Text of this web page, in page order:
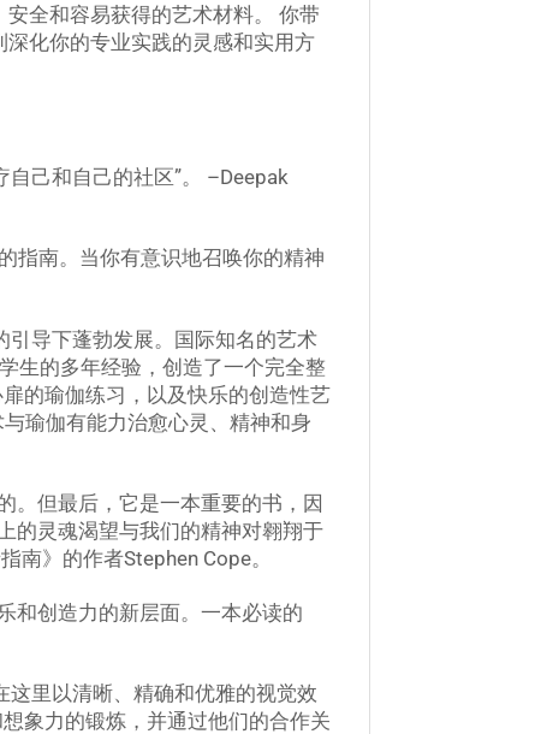
全和容易获得的艺术材料。 你带
化你的专业实践的灵感和实用方
己和自己的社区”。 –Deepak
指南。当你有意识地召唤你的精神
引导下蓬勃发展。国际知名的艺术
生的多年经验，创造了一个完全整
的瑜伽练习，以及快乐的创造性艺
瑜伽有能力治愈心灵、精神和身
。但最后，它是一本重要的书，因
的灵魂渴望与我们的精神对翱翔于
南》的作者Stephen Cope。
和创造力的新层面。一本必读的
这里以清晰、精确和优雅的视觉效
象力的锻炼，并通过他们的合作关